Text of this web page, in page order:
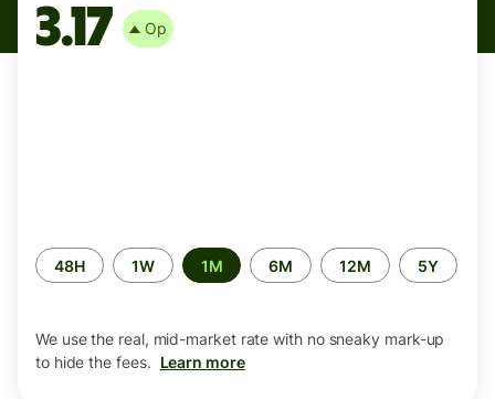
3.17 Op
Time
period
48H 1W 1M 6M 12M 5Y
We use the real, mid-market rate with no sneaky mark-up
to hide the fees. Learn more